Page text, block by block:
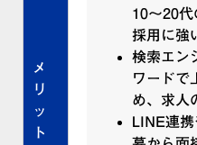
メ
リ
ッ
ト
10〜20代
採用に強
検索エン
ワードで
め、求人
LINE連